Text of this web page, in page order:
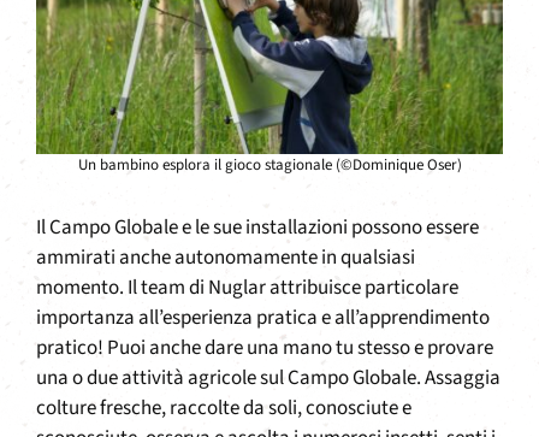
Un bambino esplora il gioco stagionale (©Dominique Oser)
Il Campo Globale e le sue installazioni possono essere
ammirati anche autonomamente in qualsiasi
momento. Il team di Nuglar attribuisce particolare
importanza all’esperienza pratica e all’apprendimento
pratico! Puoi anche dare una mano tu stesso e provare
una o due attività agricole sul Campo Globale. Assaggia
colture fresche, raccolte da soli, conosciute e